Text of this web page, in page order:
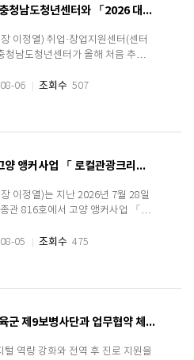
중부대학교, 충청남도청년센터와 「2026 대학으로 찾아가는 청년정책」 업무협약 체결
이정열) 취업·창업지원센터(센터
청남도청년센터가 올해 처음 추진한
건원관 VDC센터에서 충청남도청년
06 조회수 507
중부대학교 고양 앵커사업 「 로컬관광크리에이터 과정(심화) 」 수료식 성료
이정열)는 지난 2026년 7월 28일
관 816호에서 고양 앵커사업 「로
사업 「로컬관광크리에이터과정
지역..
05 조회수 475
중부대학교, 육군 제9보병사단과 업무협약 체결
털 역량 강화와 전역 후 진로 지원을